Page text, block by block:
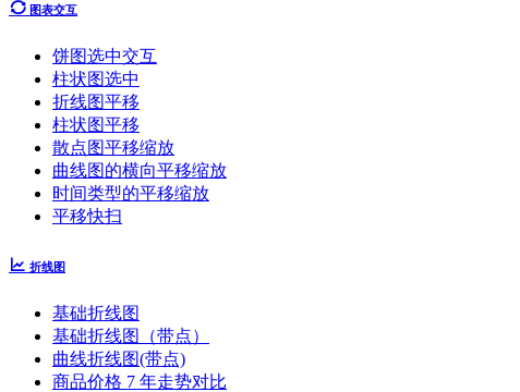
图表交互
饼图选中交互
柱状图选中
折线图平移
柱状图平移
散点图平移缩放
曲线图的横向平移缩放
时间类型的平移缩放
平移快扫
折线图
基础折线图
基础折线图（带点）
曲线折线图(带点)
商品价格 7 年走势对比